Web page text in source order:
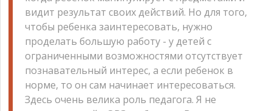
видит результат своих действий. Но для того,
чтобы ребенка заинтересовать, нужно
проделать большую работу - у детей с
ограниченными возможностями отсутствует
познавательный интерес, а если ребенок в
норме, то он сам начинает интересоваться.
Здесь очень велика роль педагога. Я не